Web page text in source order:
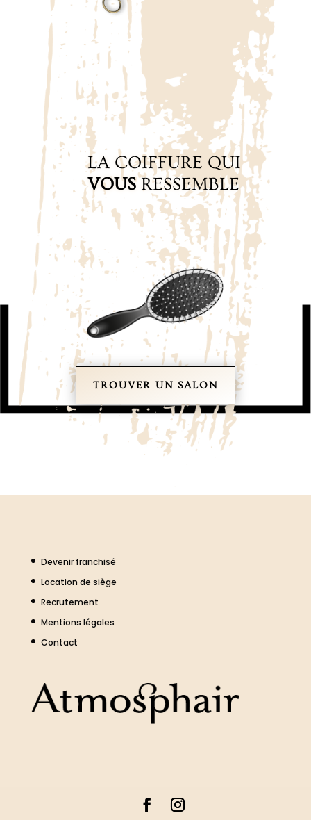
LA COIFFURE QUI
VOUSRESSEMBLE
TROUVER UN SALON
Devenir franchisé
Location de siège
Recrutement
Mentions légales
Contact